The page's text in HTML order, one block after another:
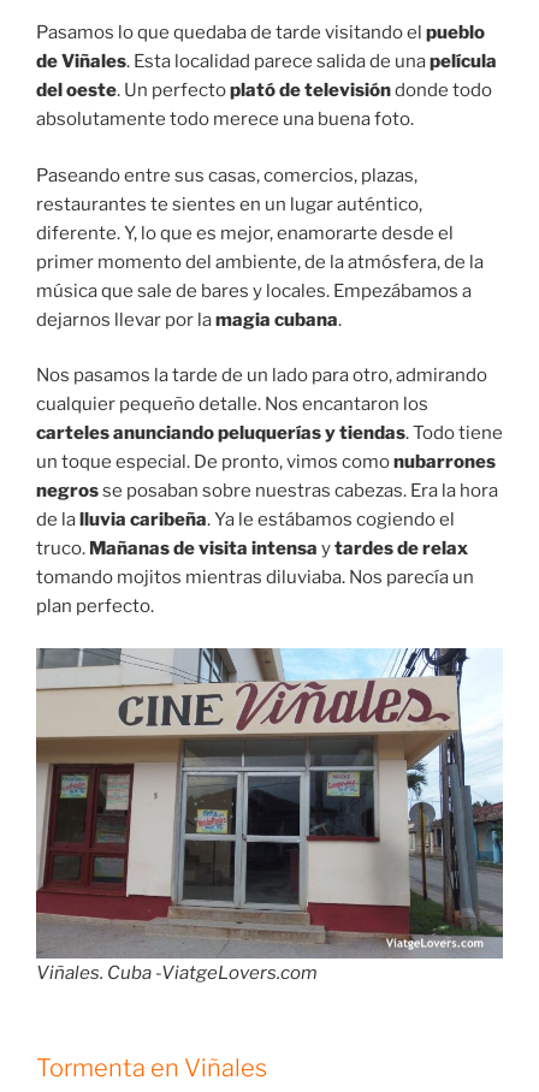
Pasamos lo que quedaba de tarde visitando el pueblo
de Viñales. Esta localidad parece salida de unapelícula
del oeste. Un perfectoplató de televisióndonde todo
absolutamente todo merece una buena foto.
Paseando entre sus casas, comercios, plazas,
restaurantes te sientes en un lugar auténtico,
diferente. Y, lo que es mejor, enamorarte desde el
primer momento del ambiente, de la atmósfera, de la
música que sale de bares y locales. Empezábamos a
dejarnos llevar por lamagia cubana.
Nos pasamos la tarde de un lado para otro, admirando
cualquier pequeño detalle. Nos encantaron los
carteles anunciando peluquerías y tiendas. Todo tiene
un toque especial. De pronto, vimos comonubarrones
negrosse posaban sobre nuestras cabezas. Era la hora
de lalluvia caribeña. Ya le estábamos cogiendo el
truco. Mañanas de visita intensa ytardes de relax
tomando mojitos mientras diluviaba. Nos parecía un
plan perfecto.
Viñales. Cuba -ViatgeLovers.com
Tormenta en Viñales